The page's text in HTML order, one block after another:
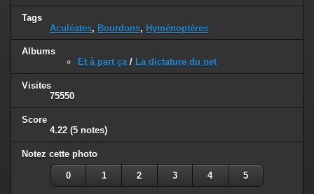
Tags
Aculéates, Bourdons, Hyménoptères
Albums
Et à part ça/ La dictature du net
Visites
75550
Score
4.22 (5 notes)
Notez cette photo
0 1 2 3 4 5